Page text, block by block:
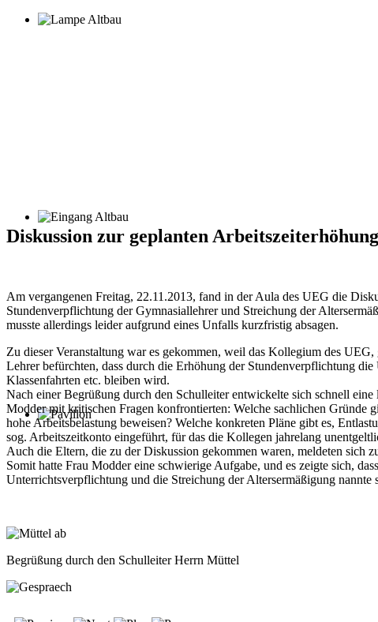
Diskussion zur geplanten
Am vergangenen Freitag, 22.11.2013, fand in der Aula des UEG die
Stundenverpflichtung der Gymnasiallehrer und Streichung der
musste allerdings leider aufgrund eines Unfalls kurzfristig absagen.
Zu dieser Veranstaltung war es gekommen, weil das Kollegium des
Lehrer befürchten, dass durch die Erhöhung der Stundenverpflichtung
Klassenfahrten etc. bleiben wird.
Nach einer Begrüßung durch den Schulleiter entwickelte sich schnell
Modder mit kritischen Fragen konfrontierten: Welche sachlichen Gründe
hohe Arbeitsbelastung beweisen? Welche konkreten Pläne gibt es,
sog. Arbeitszeitkonto eingeführt, für das die Kollegen jahrelang
Auch die Eltern, die zu der Diskussion gekommen waren, meldeten sich
Somit hatte Frau Modder eine schwierige Aufgabe, und es zeigte sich,
Unterrichtsverpflichtung und die Streichung der Altersermäßigung
Begrüßung durch den Schulleiter Herrn Müttel